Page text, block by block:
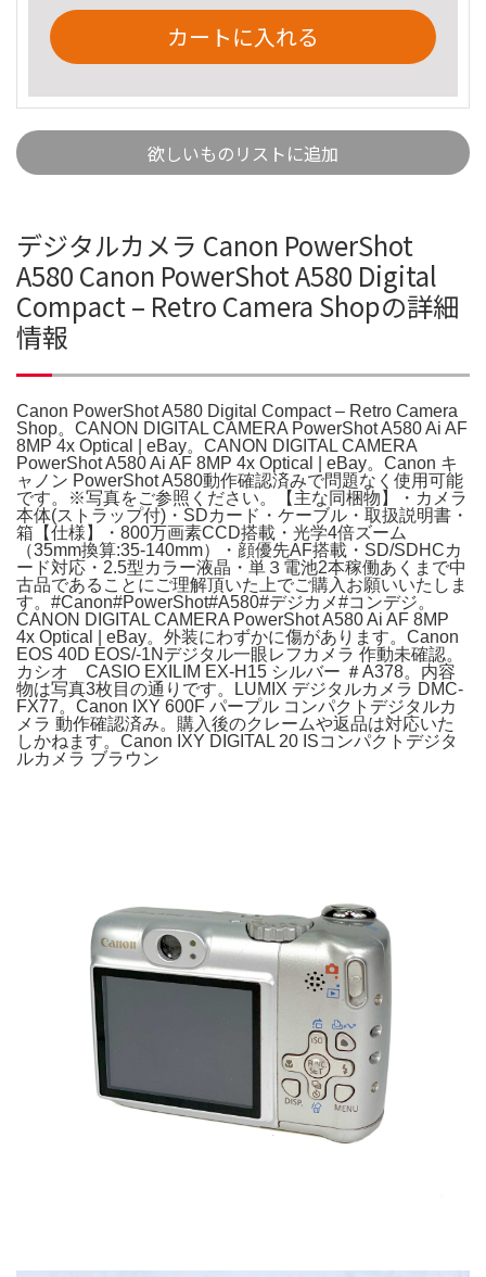
カートに入れる
欲しいものリストに追加
デジタルカメラ Canon PowerShot
A580 Canon PowerShot A580 Digital
Compact – Retro Camera Shopの詳細
情報
Canon PowerShot A580 Digital Compact – Retro Camera
Shop。CANON DIGITAL CAMERA PowerShot A580 Ai AF
8MP 4x Optical | eBay。CANON DIGITAL CAMERA
PowerShot A580 Ai AF 8MP 4x Optical | eBay。Canon キ
ャノン PowerShot A580動作確認済みで問題なく使用可能
です。※写真をご参照ください。【主な同梱物】・カメラ
本体(ストラップ付)・SDカード・ケーブル・取扱説明書・
箱【仕様】・800万画素CCD搭載・光学4倍ズーム
（35mm換算:35-140mm）・顔優先AF搭載・SD/SDHCカ
ード対応・2.5型カラー液晶・単３電池2本稼働あくまで中
古品であることにご理解頂いた上でご購入お願いいたしま
す。#Canon#PowerShot#A580#デジカメ#コンデジ。
CANON DIGITAL CAMERA PowerShot A580 Ai AF 8MP
4x Optical | eBay。外装にわずかに傷があります。Canon
EOS 40D EOS/-1Nデジタル一眼レフカメラ 作動未確認。
カシオ CASIO EXILIM EX-H15 シルバー ＃A378。内容
物は写真3枚目の通りです。LUMIX デジタルカメラ DMC-
FX77。Canon IXY 600F パープル コンパクトデジタルカ
メラ 動作確認済み。購入後のクレームや返品は対応いた
しかねます。Canon IXY DIGITAL 20 ISコンパクトデジタ
ルカメラ ブラウン